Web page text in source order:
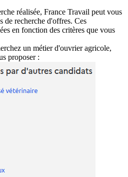
réalisée, France Travail peut vous
de recherche d'offres. Ces
en fonction des critères que vous
un métier d'ouvrier agricole,
proposer :